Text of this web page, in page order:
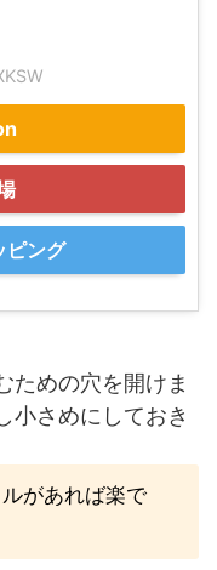
ピング
ための穴を開けま
小さめにしておき
があれば楽で